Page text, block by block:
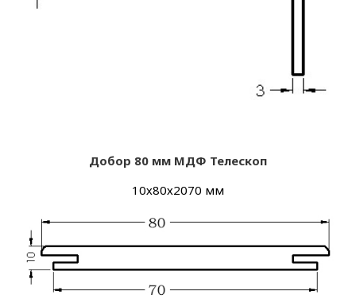
Добор 80 мм МДФ Телескоп
10х80х2070 мм